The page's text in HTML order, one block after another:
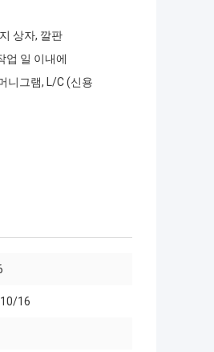
상자, 깔판
업 일 이내에
니그램, L/C (신용
16